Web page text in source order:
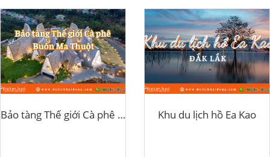
Bảo tàng Thế giới Cà phê Buôn Ma Thuột Khu du lịch hồ Ea Kao